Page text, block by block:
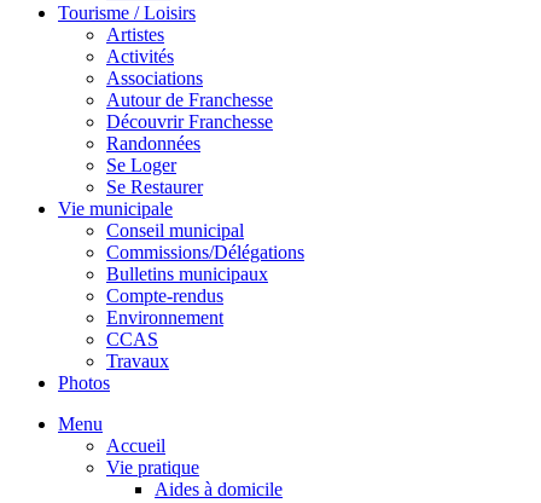
Tourisme / Loisirs
Artistes
Activités
Associations
Autour de Franchesse
Découvrir Franchesse
Randonnées
Se Loger
Se Restaurer
Vie municipale
Conseil municipal
Commissions/Délégations
Bulletins municipaux
Compte-rendus
Environnement
CCAS
Travaux
Photos
Menu
Accueil
Vie pratique
Aides à domicile